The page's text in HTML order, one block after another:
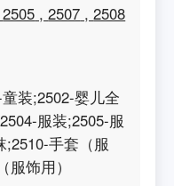
2505 ,2507 ,2508
装;2502-婴儿全
服装;2505-服
;2510-手套（服
饰用）